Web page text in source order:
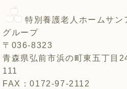
特別養護老人ホームサン
グループ
〒036-8323
青森県弘前市浜の町東五丁目
111
FAX：0172-97-2112